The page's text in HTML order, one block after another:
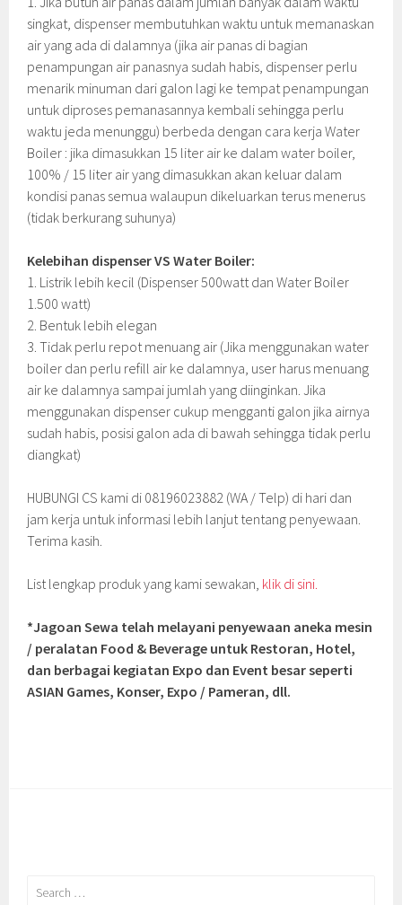
singkat, dispenser membutuhkan waktu untuk memanaskan
air yang ada di dalamnya (jika air panas di bagian
penampungan air panasnya sudah habis, dispenser perlu
menarik minuman dari galon lagi ke tempat penampungan
untuk diproses pemanasannya kembali sehingga perlu
waktu jeda menunggu) berbeda dengan cara kerja Water
Boiler : jika dimasukkan 15 liter air ke dalam water boiler,
100% / 15 liter air yang dimasukkan akan keluar dalam
kondisi panas semua walaupun dikeluarkan terus menerus
(tidak berkurang suhunya)
Kelebihan dispenser VS Water Boiler:
1. Listrik lebih kecil (Dispenser 500watt dan Water Boiler
1.500 watt)
2. Bentuk lebih elegan
3. Tidak perlu repot menuang air (Jika menggunakan water
boiler dan perlu refill air ke dalamnya, user harus menuang
air ke dalamnya sampai jumlah yang diinginkan. Jika
menggunakan dispenser cukup mengganti galon jika airnya
sudah habis, posisi galon ada di bawah sehingga tidak perlu
diangkat)
HUBUNGI CS kami di 08196023882 (WA / Telp) di hari dan
jam kerja untuk informasi lebih lanjut tentang penyewaan.
Terima kasih.
List lengkap produk yang kami sewakan, klik di sini.
*Jagoan Sewa telah melayani penyewaan aneka mesin
/ peralatan Food & Beverage untuk Restoran, Hotel,
dan berbagai kegiatan Expo dan Event besar seperti
ASIAN Games, Konser, Expo / Pameran, dll.
Search